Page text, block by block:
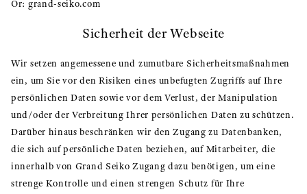
Or: grand-seiko.com
Sicherheit der Webseite
Wir setzen angemessene und zumutbare Sicherheitsmaßnahmen
ein, um Sie vor den Risiken eines unbefugten Zugriffs auf Ihre
persönlichen Daten sowie vor dem Verlust, der Manipulation
und/oder der Verbreitung Ihrer persönlichen Daten zu schützen.
Darüber hinaus beschränken wir den Zugang zu Datenbanken,
die sich auf persönliche Daten beziehen, auf Mitarbeiter, die
innerhalb von Grand Seiko Zugang dazu benötigen, um eine
strenge Kontrolle und einen strengen Schutz für Ihre